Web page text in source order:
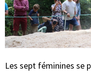
Les sept féminines se